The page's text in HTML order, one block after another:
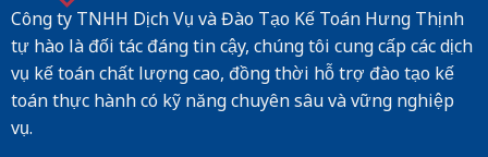
Công ty TNHH Dịch Vụ và Đào Tạo Kế Toán Hưng Thịnh
tự hào là đối tác đáng tin cậy, chúng tôi cung cấp các dịch
vụ kế toán chất lượng cao, đồng thời hỗ trợ đào tạo kế
toán thực hành có kỹ năng chuyên sâu và vững nghiệp
vụ.